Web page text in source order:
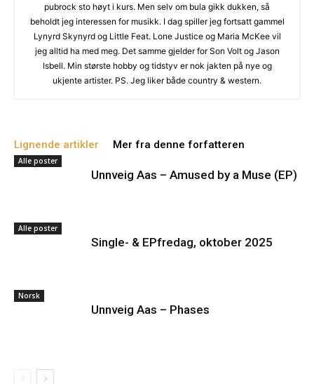
pubrock sto høyt i kurs. Men selv om bula gikk dukken, så
beholdt jeg interessen for musikk. I dag spiller jeg fortsatt gammel
Lynyrd Skynyrd og Little Feat. Lone Justice og Maria McKee vil
jeg alltid ha med meg. Det samme gjelder for Son Volt og Jason
Isbell. Min største hobby og tidstyv er nok jakten på nye og
ukjente artister. PS. Jeg liker både country & western.
Lignende artikler Mer fra denne forfatteren
Alle poster
Unnveig Aas – Amused by a Muse (EP)
Alle poster
Single- & EPfredag, oktober 2025
Norsk
Unnveig Aas – Phases